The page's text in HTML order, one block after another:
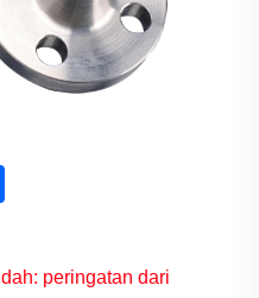
peringatan dari